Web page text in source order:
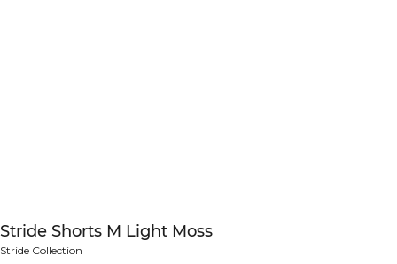
Stride Shorts M Light Moss
Stride Collection